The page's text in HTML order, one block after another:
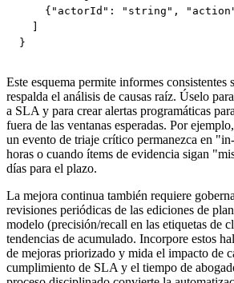
{"actorId": "string",
  ]
}
Este esquema permite informes consistentes
respalda el análisis de causas raíz. Úselo
a SLA y para crear alertas programáticas
fuera de las ventanas esperadas. Por
un evento de triaje crítico permanezca en
horas o cuando ítems de evidencia sigan
días para el plazo.
La mejora continua también requiere
revisiones periódicas de las ediciones de
modelo (precisión/recall en las etiquetas de
tendencias de acumulado. Incorpore estos
de mejoras priorizado y mida el impacto de
cumplimiento de SLA y el tiempo de